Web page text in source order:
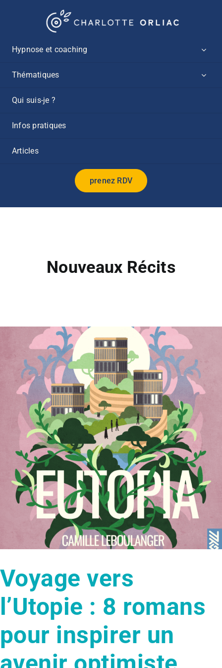
Hypnose et coaching
Thématiques
Qui suis-je ?
Infos pratiques
Articles
prenez RDV
Nouveaux Récits
Le monde change Nouveaux Récits
Voyage vers
l’Utopie : 8 romans
pour inspirer un